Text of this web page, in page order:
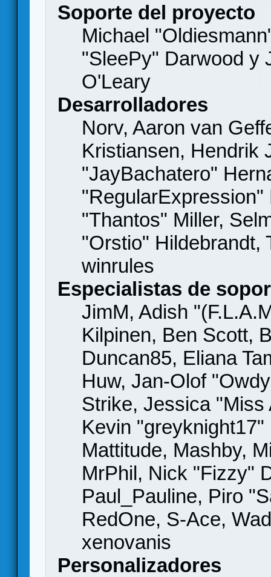
Soporte del proyecto
Michael
"SleePy" Darwood y
O'Leary
Desarrolladores
Norv, Aaron van
Kristiansen, Hendrik
"JayBachatero"
"Thantos" Miller,
"Orstio" Hildebrandt,
winrules
Especialistas de
JimM, Adish
Kilpinen, Ben Scott,
Duncan85, Eliana
Huw, Jan-Olof
Strike, Jessica
Kevin
Mattitude, Mashby,
MrPhil, Nick "Fizzy"
Paul_Pauline, Piro
RedOne, S-Ace,
xenovanis
Personalizadores